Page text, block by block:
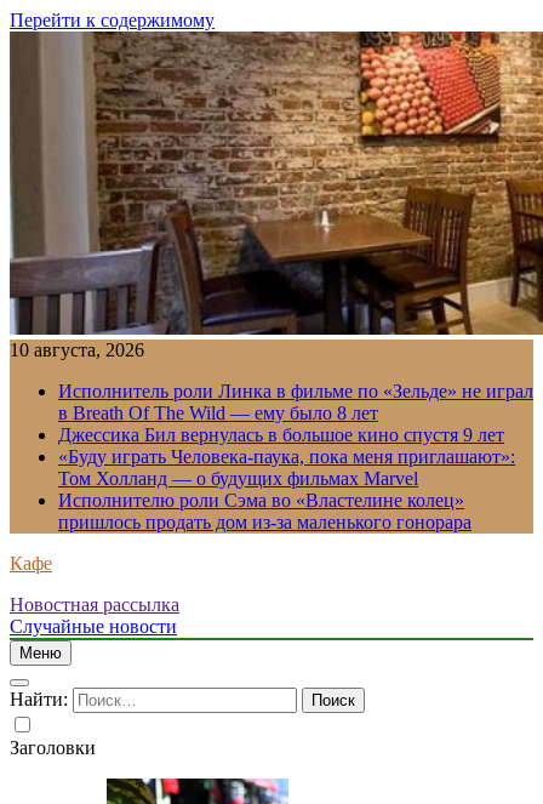
Перейти к содержимому
10 августа, 2026
Исполнитель роли Линка в фильме по «Зельде» не играл
в Breath Of The Wild — ему было 8 лет
Джессика Бил вернулась в большое кино спустя 9 лет
«Буду играть Человека-паука, пока меня приглашают»:
Том Холланд — о будущих фильмах Marvel
Исполнителю роли Сэма во «Властелине колец»
пришлось продать дом из-за маленького гонорара
Кафе
Новостная рассылка
Случайные новости
Меню
Найти:
Заголовки